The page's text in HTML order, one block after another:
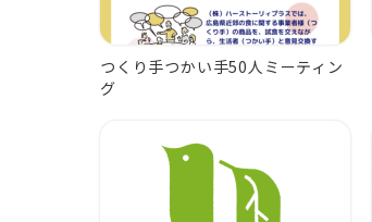
つくり手つかい手50人ミーティン
グ